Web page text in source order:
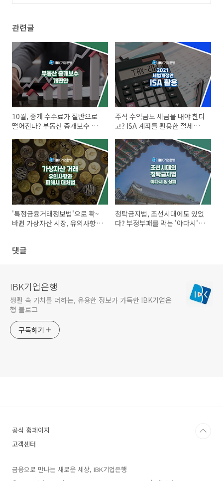
관련글
10월, 중개 수수료가 절반으로
떨어진다? 부동산 중개보수 개
주식 수익금도 세금을 내야 한다
고? ISA 계좌를 활용한 절세방법
'특정금융거래정보법'으로 확~
바뀐 가상자산 시장, 유의사항과
청탁금지법, 조선시대에도 있었
다? 부정부패를 막는 '야다시'와
댓글
IBK기업은행
생활 속 가치를 더하는, 유용한 정보가 가득한 IBK기업은
행 블로그
구독하기
공식 홈페이지
고객센터
금융으로 만나는 새로운 세상, IBK기업은행